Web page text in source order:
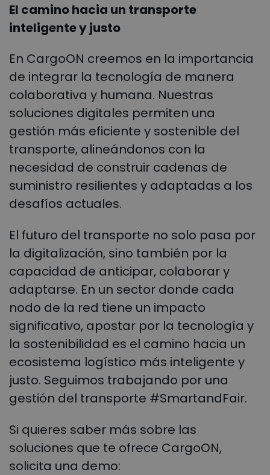
El camino hacia un transporte
inteligente y justo
En CargoON creemos en la importancia
de integrar la tecnología de manera
colaborativa y humana. Nuestras
soluciones digitales permiten una
gestión más eficiente y sostenible del
transporte, alineándonos con la
necesidad de construir cadenas de
suministro resilientes y adaptadas a los
desafíos actuales.
El futuro del transporte no solo pasa por
la digitalización, sino también por la
capacidad de anticipar, colaborar y
adaptarse. En un sector donde cada
nodo de la red tiene un impacto
significativo, apostar por la tecnología y
la sostenibilidad es el camino hacia un
ecosistema logístico más inteligente y
justo. Seguimos trabajando por una
gestión del transporte #SmartandFair.
Si quieres saber más sobre las
soluciones que te ofrece CargoON,
solicita una demo: